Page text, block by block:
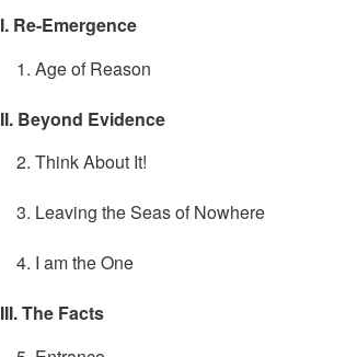
I. Re-Emergence
1. Age of Reason
II. Beyond Evidence
2. Think About It!
3. Leaving the Seas of Nowhere
4. I am the One
III. The Facts